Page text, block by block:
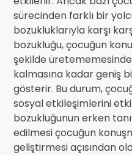
sürecinden farklı bir
bozukluklarıyla karşı
bozukluğu, çocuğun
şekilde
kalmasına kadar geniş
gösterir. Bu durum,
sosyal etkileşimlerini
bozukluğunun erken
edilmesi çocuğun
geliştirmesi açısından